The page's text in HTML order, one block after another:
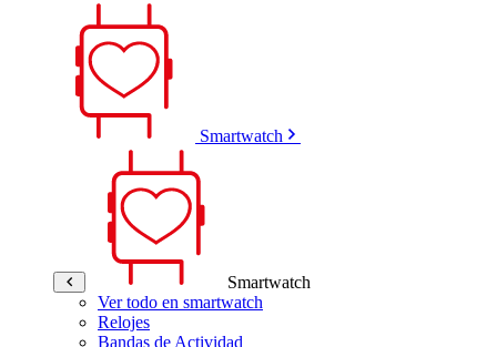
Smartwatch
Smartwatch
Ver todo en smartwatch
Relojes
Bandas de Actividad